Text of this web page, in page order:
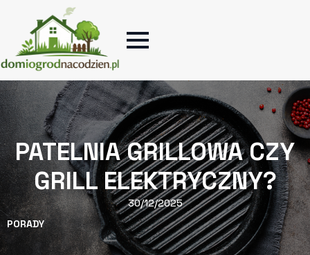
PATELNIA GRILLOWA CZY
GRILL ELEKTRYCZNY?
30/12/2025
PORADY